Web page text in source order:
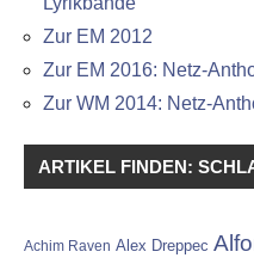
Zur EM 2012
Zur EM 2016: Netz-
Zur WM 2014: Netz-
ARTIKEL FINDEN:
Achim Raven Alex Dreppec